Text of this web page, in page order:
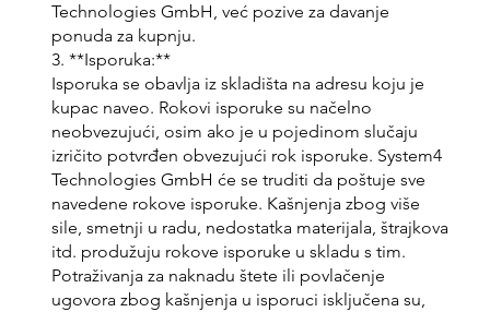
Technologies GmbH, već pozive za davanje
ponuda za kupnju.
3. **Isporuka:**
Isporuka se obavlja iz skladišta na adresu koju je
kupac naveo. Rokovi isporuke su načelno
neobvezujući, osim ako je u pojedinom slučaju
izričito potvrđen obvezujući rok isporuke. System4
Technologies GmbH će se truditi da poštuje sve
navedene rokove isporuke. Kašnjenja zbog više
sile, smetnji u radu, nedostatka materijala, štrajkova
itd. produžuju rokove isporuke u skladu s tim.
Potraživanja za naknadu štete ili povlačenje
ugovora zbog kašnjenja u isporuci isključena su,